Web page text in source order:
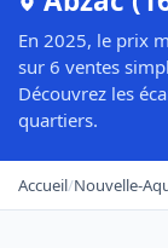
En 2025, le prix
sur 6 ventes
Découvrez les
quartiers.
Accueil/Nouvelle-